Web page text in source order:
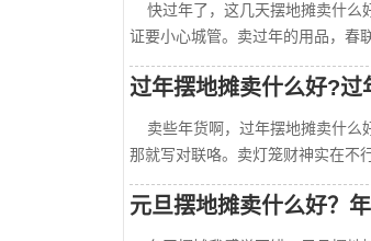
快过年了，这几天摆地摊卖什么
证要小心城管。卖过年的用品，春
过年摆地摊卖什么好?
卖些年货啊，过年摆地摊卖什么
那就写对联咯。卖灯笼财神实在不
元旦摆地摊卖什么好？